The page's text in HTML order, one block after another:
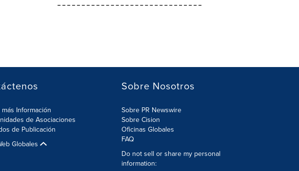
Información
de Asociaciones
de Publicación
Globales
Sobre Nosotros
Sobre PR Newswire
Sobre Cision
Oficinas Globales
FAQ
Do not sell or share my personal
information: